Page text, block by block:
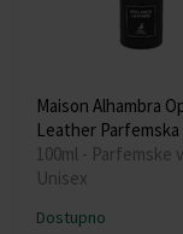
Maison Alhambra
Leather Parfemska
100ml - Parfemske
Unisex
Dostupno